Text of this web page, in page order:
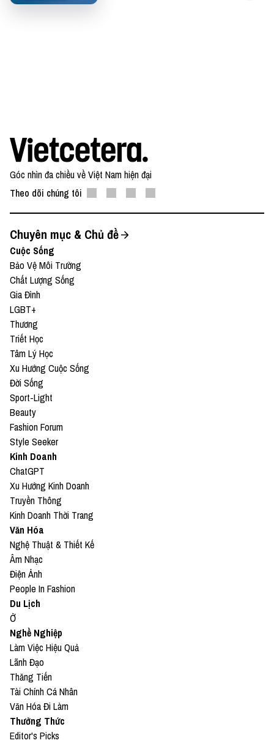
Góc nhìn đa chiều về Việt Nam hiện đại
Theo dõi chúng tôi
Chuyên mục & Chủ đề
Cuộc Sống
Bảo Vệ Môi Trường
Chất Lượng Sống
Gia Đình
LGBT+
Thương
Triết Học
Tâm Lý Học
Xu Hướng Cuộc Sống
Đời Sống
Sport-Light
Beauty
Fashion Forum
Style Seeker
Kinh Doanh
ChatGPT
Xu Hướng Kinh Doanh
Truyền Thông
Kinh Doanh Thời Trang
Văn Hóa
Nghệ Thuật & Thiết Kế
Âm Nhạc
Điện Ảnh
People In Fashion
Du Lịch
Ở
Nghề Nghiệp
Làm Việc Hiệu Quả
Lãnh Đạo
Thăng Tiến
Tài Chính Cá Nhân
Văn Hóa Đi Làm
Thưởng Thức
Editor's Picks